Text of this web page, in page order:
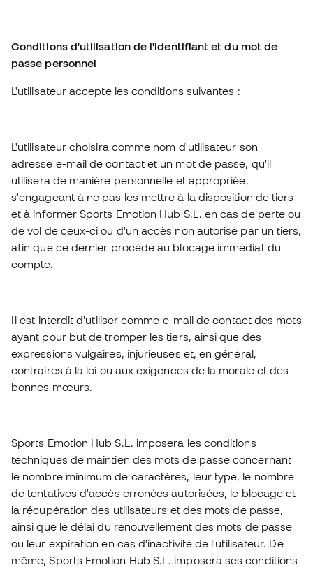
Conditions d'utilisation de l'identifiant et du mot de
passe personnel
L'utilisateur accepte les conditions suivantes :
L'utilisateur choisira comme nom d'utilisateur son
adresse e-mail de contact et un mot de passe, qu'il
utilisera de manière personnelle et appropriée,
s'engageant à ne pas les mettre à la disposition de tiers
et à informer Sports Emotion Hub S.L. en cas de perte ou
de vol de ceux-ci ou d'un accès non autorisé par un tiers,
afin que ce dernier procède au blocage immédiat du
compte.
Il est interdit d'utiliser comme e-mail de contact des mots
ayant pour but de tromper les tiers, ainsi que des
expressions vulgaires, injurieuses et, en général,
contraires à la loi ou aux exigences de la morale et des
bonnes mœurs.
Sports Emotion Hub S.L. imposera les conditions
techniques de maintien des mots de passe concernant
le nombre minimum de caractères, leur type, le nombre
de tentatives d'accès erronées autorisées, le blocage et
la récupération des utilisateurs et des mots de passe,
ainsi que le délai du renouvellement des mots de passe
ou leur expiration en cas d'inactivité de l'utilisateur. De
même, Sports Emotion Hub S.L. imposera ses conditions